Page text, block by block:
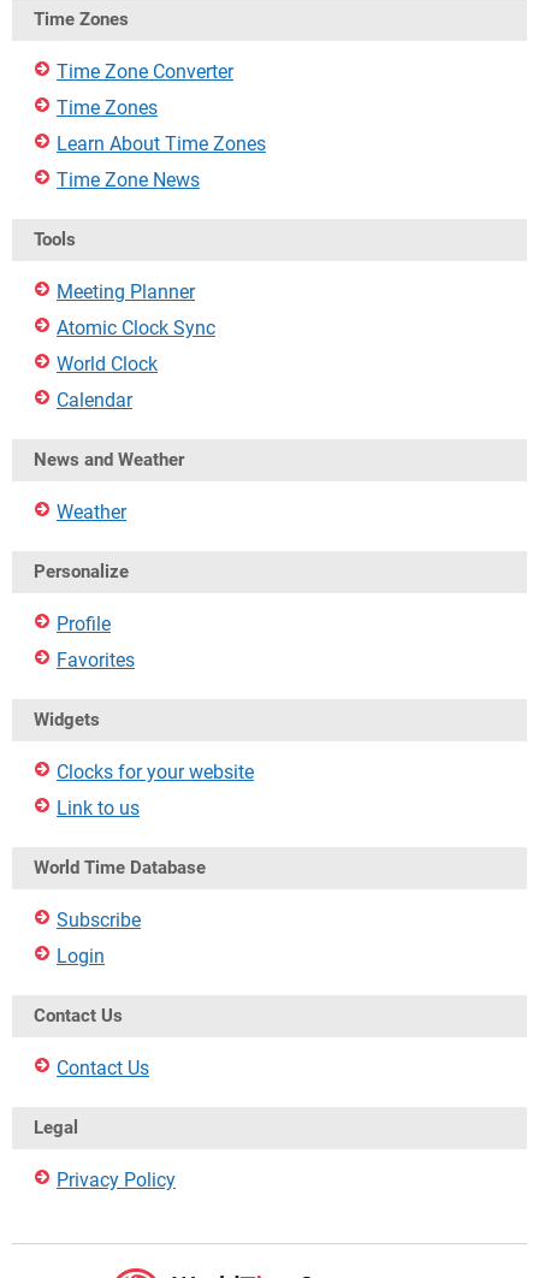
Time Zones
Time Zone Converter
Time Zones
Learn About Time Zones
Time Zone News
Tools
Meeting Planner
Atomic Clock Sync
World Clock
Calendar
News and Weather
Weather
Personalize
Profile
Favorites
Widgets
Clocks for your website
Link to us
World Time Database
Subscribe
Login
Contact Us
Contact Us
Legal
Privacy Policy